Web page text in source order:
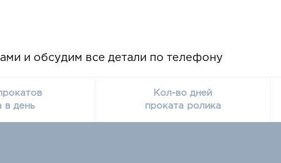
и обсудим все детали по телефону
в день
Кол-во дней
проката ролика